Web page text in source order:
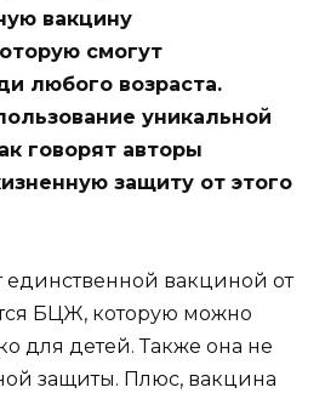
вакцину
смогут
любого возраста.
уникальной
говорят авторы
защиту от этого
единственной вакциной от
БЦЖ, которую можно
для детей. Также она не
защиты. Плюс, вакцина